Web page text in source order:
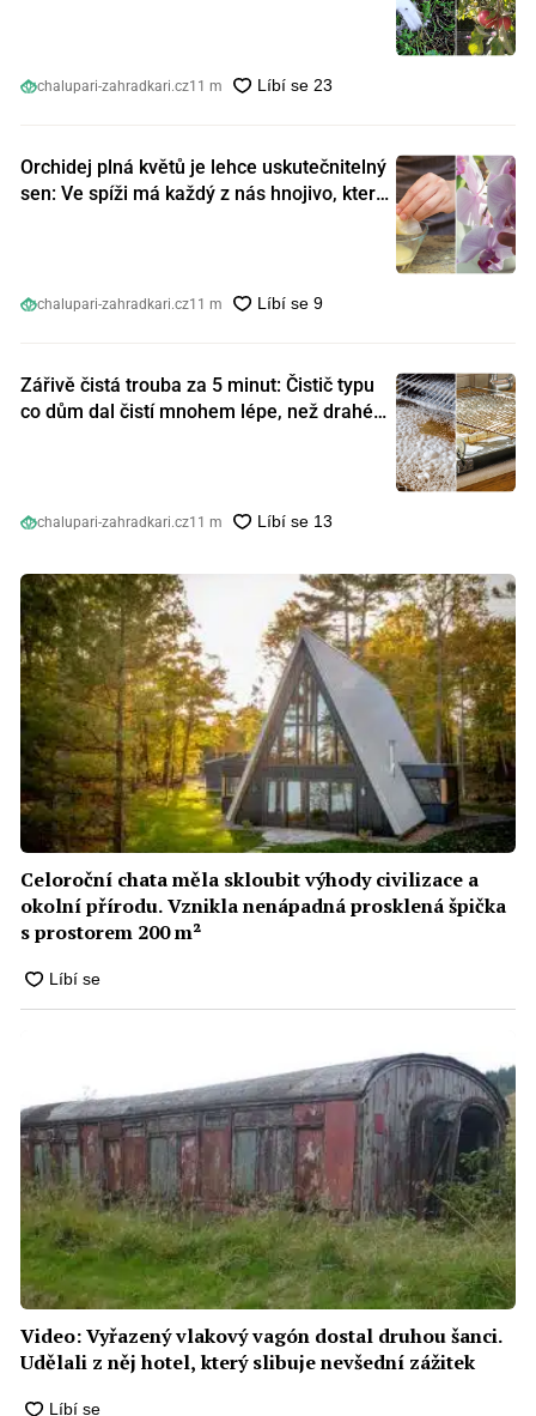
chalupari-zahradkari.cz11 m
Orchidej plná květů je lehce uskutečnitelný
sen: Ve spíži má každý z nás hnojivo, které
chalupari-zahradkari.cz11 m
Zářivě čistá trouba za 5 minut: Čistič typu
co dům dal čistí mnohem lépe, než drahé
chalupari-zahradkari.cz11 m
Celoroční chata měla skloubit výhody civilizace a
okolní přírodu. Vznikla nenápadná prosklená špička
s prostorem 200 m²
Video: Vyřazený vlakový vagón dostal druhou šanci.
Udělali z něj hotel, který slibuje nevšední zážitek